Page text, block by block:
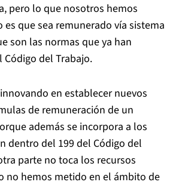
pero lo que nosotros hemos
que sea remunerado vía sistema
son las normas que ya han
del Trabajo.
en establecer nuevos
de remuneración de un
además se incorpora a los
dentro del 199 del Código del
parte no toca los recursos
no hemos metido en el ámbito de